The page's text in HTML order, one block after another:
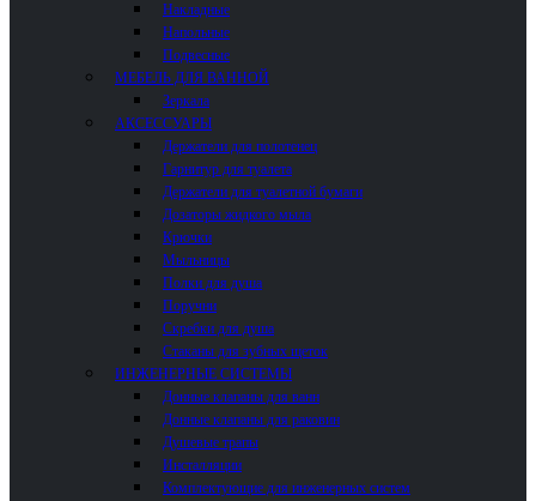
Накладные
Напольные
Подвесные
МЕБЕЛЬ ДЛЯ ВАННОЙ
Зеркала
АКСЕССУАРЫ
Держатели для полотенец
Гарнитур для туалета
Держатели для туалетной бумаги
Дозаторы жидкого мыла
Крючки
Мыльницы
Полки для душа
Поручни
Скребки для душа
Стаканы для зубных щеток
ИНЖЕНЕРНЫЕ СИСТЕМЫ
Донные клапаны для ванн
Донные клапаны для раковин
Душевые трапы
Инсталляции
Комплектующие для инженерных систем